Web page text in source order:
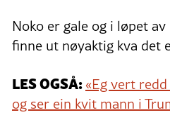
Noko er gale og i løpet
finne ut nøyaktig kva det
LES OGSÅ:«Eg vert
og ser ein kvit mann i